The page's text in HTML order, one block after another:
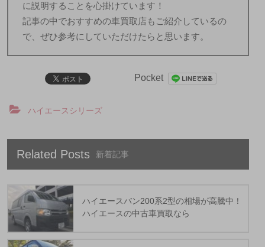
に説明することを心掛けています！
記事の中でおすすめの車買取店もご紹介しているの
で、ぜひ参考にしていただけたらと思います。
Pocket
ハイエースシリーズ
Related Posts
ハイエースバン200系2型の相場が高騰中！
ハイエースの中古車買取なら